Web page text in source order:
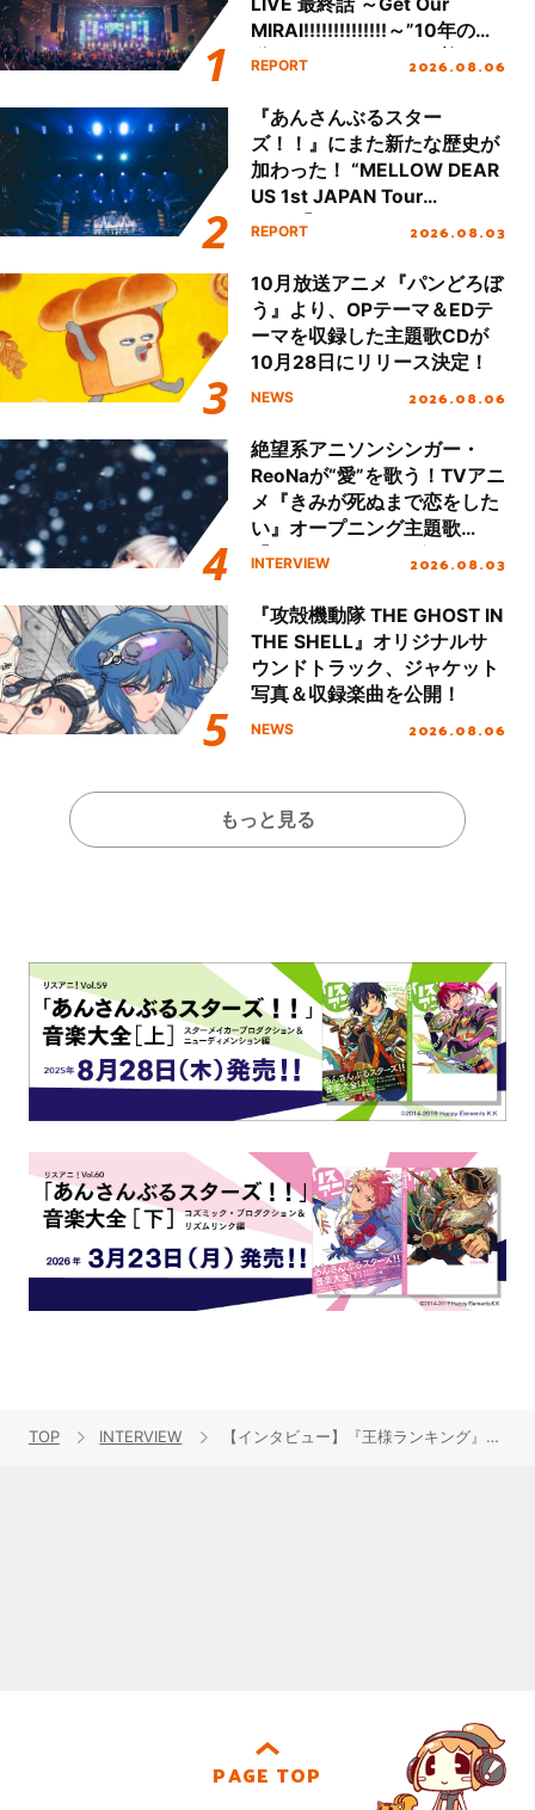
MIRAI!!!!!!!!!!!!!!～”10年の活
動を経てファイナルを迎える
REPORT 2026.08.06
『あんさんぶるスター
ズ！！』にまた新たな歴史が
加わった！ “MELLOW DEAR
US 1st JAPAN Tour
Final「NICE to meet YOU
ート!!
REPORT 2026.08.03
10月放送アニメ『パンどろぼ
う』より、OPテーマ＆EDテ
ーマを収録した主題歌CDが
10月28日にリリース決定！
NEWS 2026.08.06
絶望系アニソンシンガー・
ReoNaが“愛”を歌う！TVアニ
メ『きみが死ぬまで恋をした
い』オープニング主題歌
「Amore」インタビュー
INTERVIEW 2026.08.03
『攻殻機動隊 THE GHOST IN
THE SHELL』オリジナルサ
ウンドトラック、ジャケット
写真＆収録楽曲を公開！
NEWS 2026.08.06
もっと見る
TOP INTERVIEW 【インタビュー】『王様ランキング』との運命的な出会い――熱く、深く、泣ける世界を彩る作曲家のMAYUKOが作品への熱い想いを語る、OSTリリース記念インタビュー
PAGE TOP